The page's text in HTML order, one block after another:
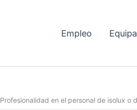
Empleo
en el personal de isolux o